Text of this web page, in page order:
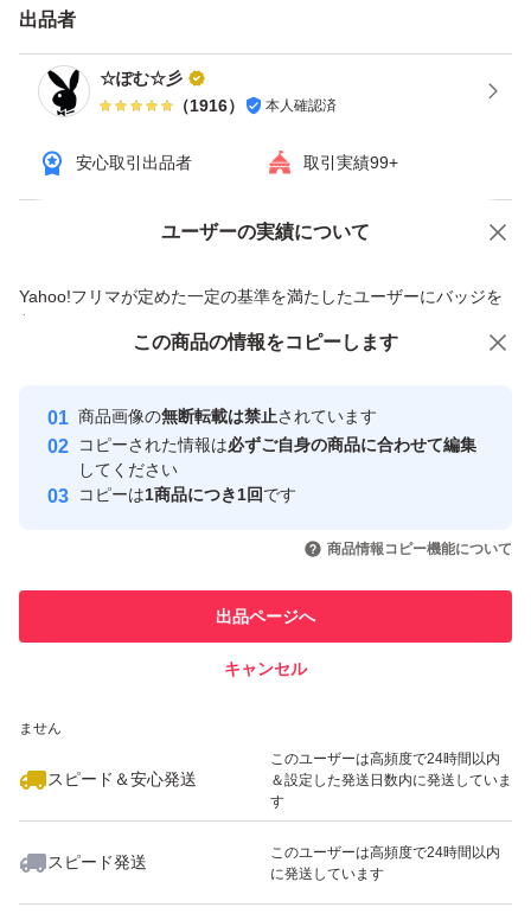
出品者
☆ぽむ☆彡
（1916） 本人確認済
安心取引出品者 取引実績99+
ユーザーの実績について
Yahoo!フリマが定めた一定の基準を満たしたユーザーにバッジを
付与しています
安心取引出品者
心・安全なユーザーです
取引実績
引を完了させた実績があります
での取引実績があります
ません
スピード＆安心発送
このユーザーは高頻度で24時間以内
＆設定した発送日数内に発送していま
す
スピード発送
このユーザーは高頻度で24時間以内
に発送しています
価格の相談 商品への質問
この商品の情報をコピーします
商品画像の無断転載は禁止されています
コピーされた情報は必ずご自身の商品に合わせて編集
してください
コピーは1商品につき1回です
商品情報コピー機能について
出品ページへ
キャンセル
この商品をみている人にオススメ
いいね！
5,800